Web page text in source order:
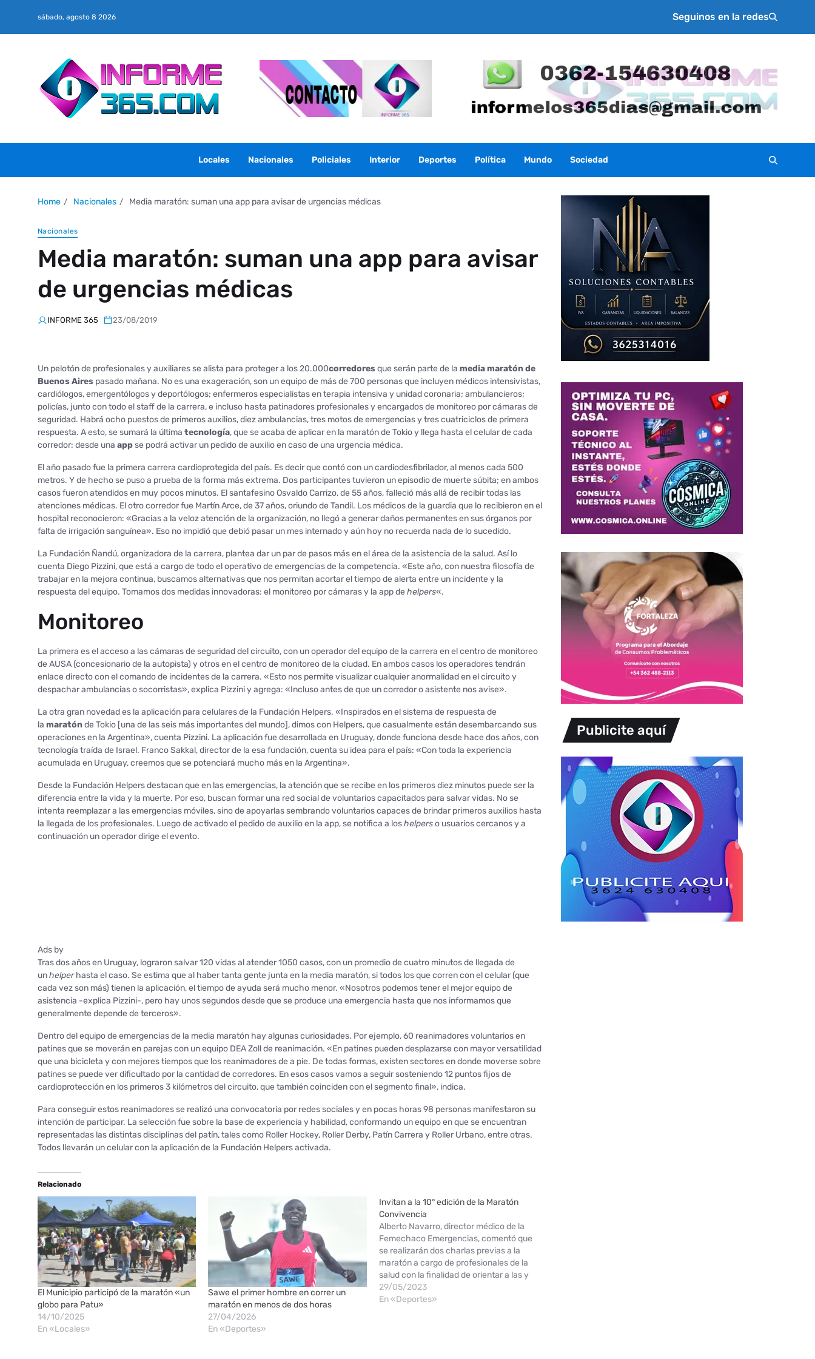
sábado, agosto 8 2026 Seguinos en la redes
Locales Nacionales Policiales Interior Deportes Política Mundo Sociedad
Home Nacionales Media maratón: suman una app para avisar de urgencias médicas
Nacionales
Media maratón: suman una app para avisar
de urgencias médicas
INFORME 365 23/08/2019
Un pelotón de profesionales y auxiliares se alista para proteger a los 20.000corredoresque serán parte de la media maratón de
Buenos Aires pasado mañana. No es una exageración, son un equipo de más de 700 personas que incluyen médicos intensivistas,
cardiólogos, emergentólogos y deportólogos; enfermeros especialistas en terapia intensiva y unidad coronaria; ambulancieros;
policías, junto con todo el staff de la carrera, e incluso hasta patinadores profesionales y encargados de monitoreo por cámaras de
seguridad. Habrá ocho puestos de primeros auxilios, diez ambulancias, tres motos de emergencias y tres cuatriciclos de primera
respuesta. A esto, se sumará la última tecnología, que se acaba de aplicar en la maratón de Tokio y llega hasta el celular de cada
corredor: desde una appse podrá activar un pedido de auxilio en caso de una urgencia médica.
El año pasado fue la primera carrera cardioprotegida del país. Es decir que contó con un cardiodesfibrilador, al menos cada 500
metros. Y de hecho se puso a prueba de la forma más extrema. Dos participantes tuvieron un episodio de muerte súbita; en ambos
casos fueron atendidos en muy pocos minutos. El santafesino Osvaldo Carrizo, de 55 años, falleció más allá de recibir todas las
atenciones médicas. El otro corredor fue Martín Arce, de 37 años, oriundo de Tandil. Los médicos de la guardia que lo recibieron en el
hospital reconocieron: «Gracias a la veloz atención de la organización, no llegó a generar daños permanentes en sus órganos por
falta de irrigación sanguínea». Eso no impidió que debió pasar un mes internado y aún hoy no recuerda nada de lo sucedido.
La Fundación Ñandú, organizadora de la carrera, plantea dar un par de pasos más en el área de la asistencia de la salud. Así lo
cuenta Diego Pizzini, que está a cargo de todo el operativo de emergencias de la competencia. «Este año, con nuestra filosofía de
trabajar en la mejora continua, buscamos alternativas que nos permitan acortar el tiempo de alerta entre un incidente y la
respuesta del equipo. Tomamos dos medidas innovadoras: el monitoreo por cámaras y la app de helpers«.
Monitoreo
La primera es el acceso a las cámaras de seguridad del circuito, con un operador del equipo de la carrera en el centro de monitoreo
de AUSA (concesionario de la autopista) y otros en el centro de monitoreo de la ciudad. En ambos casos los operadores tendrán
enlace directo con el comando de incidentes de la carrera. «Esto nos permite visualizar cualquier anormalidad en el circuito y
despachar ambulancias o socorristas», explica Pizzini y agrega: «Incluso antes de que un corredor o asistente nos avise».
La otra gran novedad es la aplicación para celulares de la Fundación Helpers. «Inspirados en el sistema de respuesta de
la maratónde Tokio [una de las seis más importantes del mundo], dimos con Helpers, que casualmente están desembarcando sus
operaciones en la Argentina», cuenta Pizzini. La aplicación fue desarrollada en Uruguay, donde funciona desde hace dos años, con
tecnología traída de Israel. Franco Sakkal, director de la esa fundación, cuenta su idea para el país: «Con toda la experiencia
acumulada en Uruguay, creemos que se potenciará mucho más en la Argentina».
Desde la Fundación Helpers destacan que en las emergencias, la atención que se recibe en los primeros diez minutos puede ser la
diferencia entre la vida y la muerte. Por eso, buscan formar una red social de voluntarios capacitados para salvar vidas. No se
intenta reemplazar a las emergencias móviles, sino de apoyarlas sembrando voluntarios capaces de brindar primeros auxilios hasta
la llegada de los profesionales. Luego de activado el pedido de auxilio en la app, se notifica a loshelperso usuarios cercanos y a
continuación un operador dirige el evento.
Ads by
Tras dos años en Uruguay, lograron salvar 120 vidas al atender 1050 casos, con un promedio de cuatro minutos de llegada de
unhelperhasta el caso. Se estima que al haber tanta gente junta en la media maratón, si todos los que corren con el celular (que
cada vez son más) tienen la aplicación, el tiempo de ayuda será mucho menor. «Nosotros podemos tener el mejor equipo de
asistencia -explica Pizzini-, pero hay unos segundos desde que se produce una emergencia hasta que nos informamos que
generalmente depende de terceros».
Dentro del equipo de emergencias de la media maratón hay algunas curiosidades. Por ejemplo, 60 reanimadores voluntarios en
patines que se moverán en parejas con un equipo DEA Zoll de reanimación. «En patines pueden desplazarse con mayor versatilidad
que una bicicleta y con mejores tiempos que los reanimadores de a pie. De todas formas, existen sectores en donde moverse sobre
patines se puede ver dificultado por la cantidad de corredores. En esos casos vamos a seguir sosteniendo 12 puntos fijos de
cardioprotección en los primeros 3 kilómetros del circuito, que también coinciden con el segmento final», indica.
Para conseguir estos reanimadores se realizó una convocatoria por redes sociales y en pocas horas 98 personas manifestaron su
intención de participar. La selección fue sobre la base de experiencia y habilidad, conformando un equipo en que se encuentran
representadas las distintas disciplinas del patín, tales como Roller Hockey, Roller Derby, Patín Carrera y Roller Urbano, entre otras.
Todos llevarán un celular con la aplicación de la Fundación Helpers activada.
Relacionado
El Municipio participó de la maratón «un
globo para Patu»
14/10/2025
En «Locales»
Sawe el primer hombre en correr un
maratón en menos de dos horas
27/04/2026
En «Deportes»
Invitan a la 10° edición de la Maratón
Convivencia
Alberto Navarro, director médico de la
Femechaco Emergencias, comentó que
se realizarán dos charlas previas a la
maratón a cargo de profesionales de la
salud con la finalidad de orientar a las y
los participantes. Alberto Navarro,
director médico de la Femechaco
29/05/2023
En «Deportes»
Publicite aquí